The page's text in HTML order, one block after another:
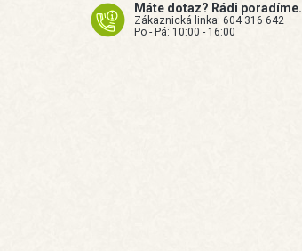
Máte dotaz? Rádi poradíme.
Zákaznická linka: 604 316 642
Po - Pá: 10:00 - 16:00